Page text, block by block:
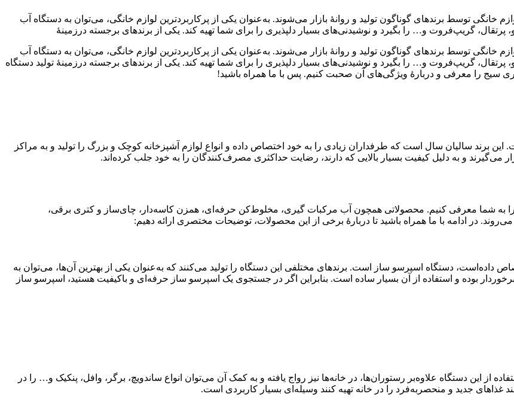
خانگی توسط برندهای گوناگون تولید و روانهٔ بازار می‌شوند. به‌عنوان یکی از پرکاربردترین لوازم خانگی، می‌توان به دستگاه آب
پرتقال، گریپ‌فروت و… را بگیرد و نوشیدنی‌های بسیار دلپذیری را برای شما تهیه کند. یکی از برندهای برجسته درزمینهٔ
خانگی توسط برندهای گوناگون تولید و روانهٔ بازار می‌شوند. به‌عنوان یکی از پرکاربردترین لوازم خانگی، می‌توان به دستگاه آب
گریپ‌فروت و… را بگیرد و نوشیدنی‌های بسیار دلپذیری را برای شما تهیه کند. یکی از برندهای برجسته درزمینهٔ تولید دستگاه
سیج را معرفی و دربارهٔ ویژگی‌های آن صحبت کنیم. پس با ما همراه باشید!
این برند سالیان سال است که طرفداران زیادی را به خود اختصاص داده و انواع لوازم آشپزخانه کوچک و بزرگ را تولید و به مراکز
و به دلیل کیفیت بسیار بالایی که دارند، رضایت حداکثری مصرف‌کنندگان را به خود جلب کرده‌اند.
را به شما معرفی کنیم. محصولاتی همچون آب مرکبات گیری، مخلوط‌کن حرفه‌ای، همزن کاسه‌دار، چای‌ساز و کتری برقی،
در ادامه با ما همراه باشید تا دربارهٔ برخی از این محصولات، توضیحات مختصری ارائه دهیم:
داده‌است، دستگاه اسپرسو ساز است. برندهای مختلفی این دستگاه را تولید می‌کنند که به‌عنوان یکی از بهترین آن‌ها، می‌توان به
بوده و استفاده از آن بسیار ساده است. بنابراین اگر در جستجوی یک اسپرسو ساز حرفه‌ای و باکیفیت هستید، اسپرسو ساز
این دستگاه علاوه‌بر رستوران‌ها، در خانه‌ها نیز رواج یافته و به کمک آن می‌توان انواع ساندویچ، برگر، وافل، پنکیک و… را در
غذاهای جدید و منحصر‌به‌فرد را در خانه تهیه کنند وسیله‌ای بسیار کاربردی است.